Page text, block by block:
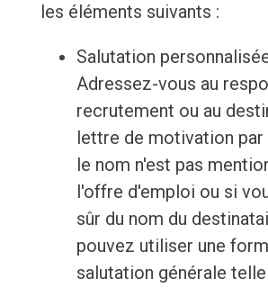
les éléments suivants :
Salutation
Adressez-vous au
recrutement ou au
lettre de motivation par
le nom n'est pas
l'offre d'emploi ou si
sûr du nom du
pouvez utiliser une
salutation générale